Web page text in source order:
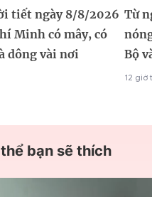
tiết ngày 8/8/2026
Minh có mây, có
dông vài nơi
Từ
Bộ
12 giờ
bạn sẽ thích